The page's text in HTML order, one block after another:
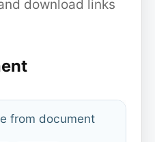
download links
from document